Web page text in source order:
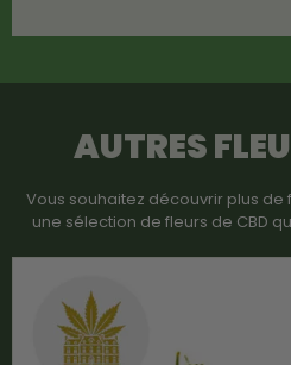
AUTRES
Vous souhaitez découvrir plus
une sélection de fleurs de CBD